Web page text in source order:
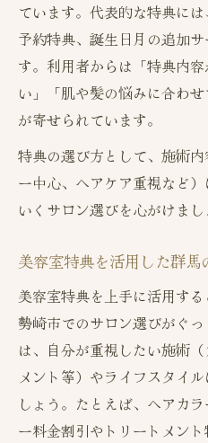
ています。代表的な特典に
予約特典、誕生日月の追加
す。利用者からは「特典内
い」「肌や髪の悩みに合わ
が寄せられています。
特典の選び方として、施術
ー中心、ヘアケア重視など
いくサロン選びを心がけまし
美容室特典を活用した群馬
美容室特典を上手に活用す
勢崎市でのサロン選びがぐ
は、自分が重視したい施術
メント等）やライフスタイ
しょう。たとえば、ヘアカ
ー料金割引やトリートメン